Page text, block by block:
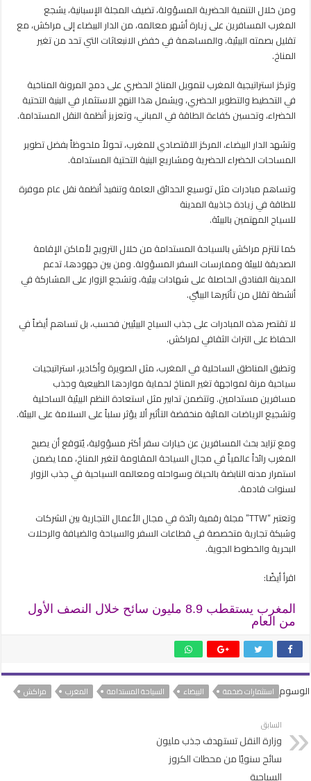
ومن خلال التنمية الحضرية المسؤولة، تضيف المجلة الإسبانية، يشجع
المغرب المسافرين على زيارة أشهر معالمه، من الدار البيضاء إلى مراكش، مع
تقليل بصمته البيئية، والمساهمة في خفض الانبعاثات التي تحد من تغير
المناخ.
وتركز استراتيجية المغرب لتمويل المناخ الحضري على دمج المرونة المناخية
في التخطيط والتطوير الحضري، ويشمل هذا النهج الاستثمار في البنية التحتية
الخضراء، وتحسين كفاءة الطاقة في المباني، وتعزيز أنظمة النقل المستدامة.
وتشهد الدار البيضاء، المركز الاقتصادي للمغرب، تحولاً ملحوظاً بفضل تطوير
المساحات الخضراء الحضرية ومشاريع البنية التحتية المستدامة.
وتساهم مبادرات مثل توسيع الحدائق العامة وتنفيذ أنظمة نقل عام موفرة
للطاقة في زيادة جاذبية المدينة
للسياح المهتمين بالبيئة.
كما تلتزم مراكش بالسياحة المستدامة من خلال الترويج لأماكن الإقامة
الصديقة للبيئة وممارسات السفر المسؤولة. ومن بين جهودها، تدعم
المدينة الفنادق الحاصلة على شهادات بيئية، وتشجع الزوار على المشاركة في
أنشطة تقلل من تأثيرها البيئي.
لا تقتصر هذه المبادرات على جذب السياح البيئيين فحسب، بل تساهم أيضاً في
الحفاظ على التراث الثقافي لمراكش.
وتطبق المناطق الساحلية في المغرب، مثل الصويرة وأكادير، استراتيجيات
سياحية مرنة لمواجهة تغير المناخ لحماية مواردها الطبيعية وجذب
مسافرين مستدامين. وتتضمن تدابير مثل استعادة النظم البيئية الساحلية
وتشجيع الرياضات المائية منخفضة التأثير ألا يؤثر سلباً على السلامة على البيئة.
ومع تزايد بحث المسافرين عن خيارات سفر أكثر مسؤولية، يُتوقع أن يصبح
المغرب رائداً عالمياً في مجال السياحة المقاومة لتغير المناخ، مما يضمن
استمرار مدنه النابضة بالحياة وسواحله ومعالمه السياحية في جذب الزوار
لسنوات قادمة.
وتعتبر “TTW” مجلة رقمية رائدة في مجال الأعمال التجارية بين الشركات
وشبكة تجارية متخصصة في قطاعات السفر والسياحة والضيافة والرحلات
البحرية والخطوط الجوية.
اقرأ أيضًا:
المغرب يستقطب 8.9 مليون سائح خلال النصف الأول
من العام
الوسوم استثمارات ضخمة البيضاء السياحة المستدامة المغرب مراكش
السابق
وزارة النقل تستهدف جذب مليون
سائح سنويًا من محطات الكروز
السياحية